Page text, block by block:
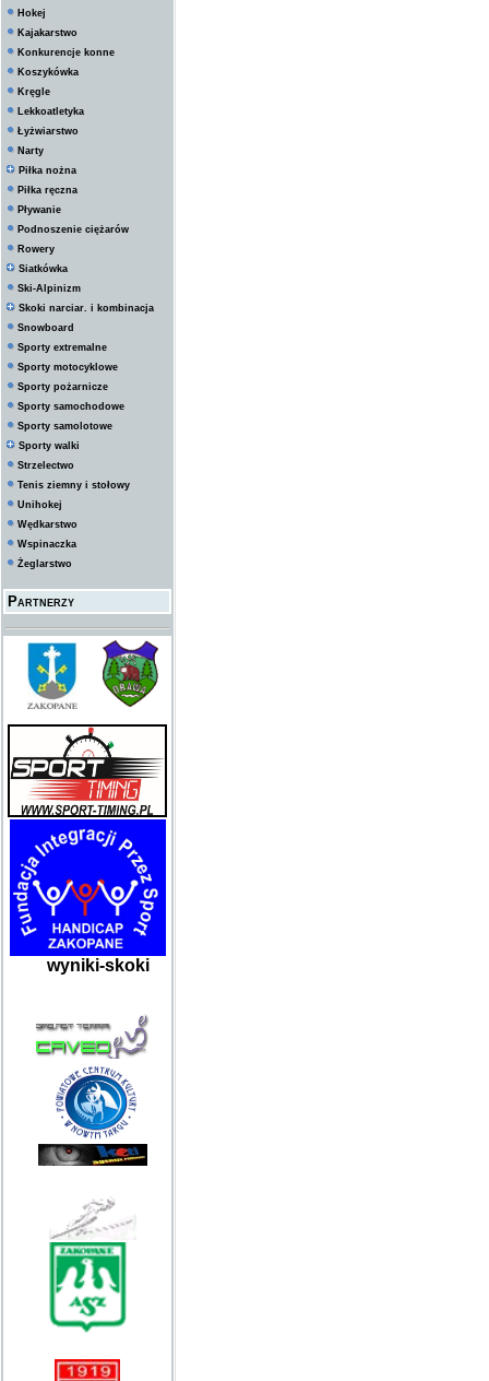
Hokej
Kajakarstwo
Konkurencje konne
Koszykówka
Kręgle
Lekkoatletyka
Łyżwiarstwo
Narty
Piłka nożna
Piłka ręczna
Pływanie
Podnoszenie ciężarów
Rowery
Siatkówka
Ski-Alpinizm
Skoki narciar. i kombinacja
Snowboard
Sporty extremalne
Sporty motocyklowe
Sporty pożarnicze
Sporty samochodowe
Sporty samolotowe
Sporty walki
Strzelectwo
Tenis ziemny i stołowy
Unihokej
Wędkarstwo
Wspinaczka
Żeglarstwo
Partnerzy
wyniki-skoki